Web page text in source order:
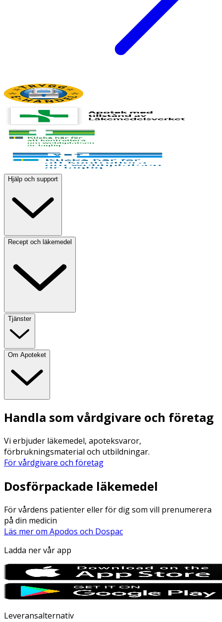
Hjälp och support
Recept och läkemedel
Tjänster
Om Apoteket
Handla som vårdgivare och företag
Vi erbjuder läkemedel, apoteksvaror,
förbrukningsmaterial och utbildningar.
För vårdgivare och företag
Dosförpackade läkemedel
För vårdens patienter eller för dig som vill prenumerera
på din medicin
Läs mer om Apodos och Dospac
Ladda ner vår app
Leveransalternativ